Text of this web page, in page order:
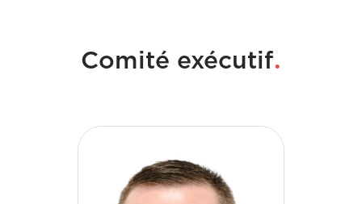
Comité exécutif.